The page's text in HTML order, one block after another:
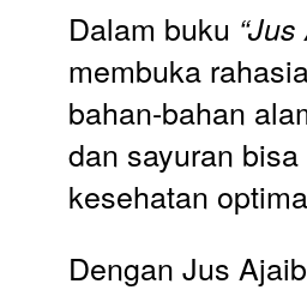
Dalam buku
membuka
bahan-bahan
dan sayuran
kesehatan
Dengan Jus